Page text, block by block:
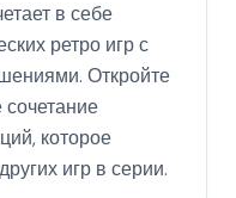
в себе
ретро игр с
Откройте
которое
игр в серии.